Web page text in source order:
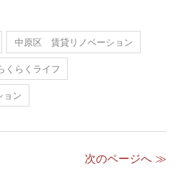
中原区 賃貸リノベーション
くらくライフ
ョン
次のページへ ≫